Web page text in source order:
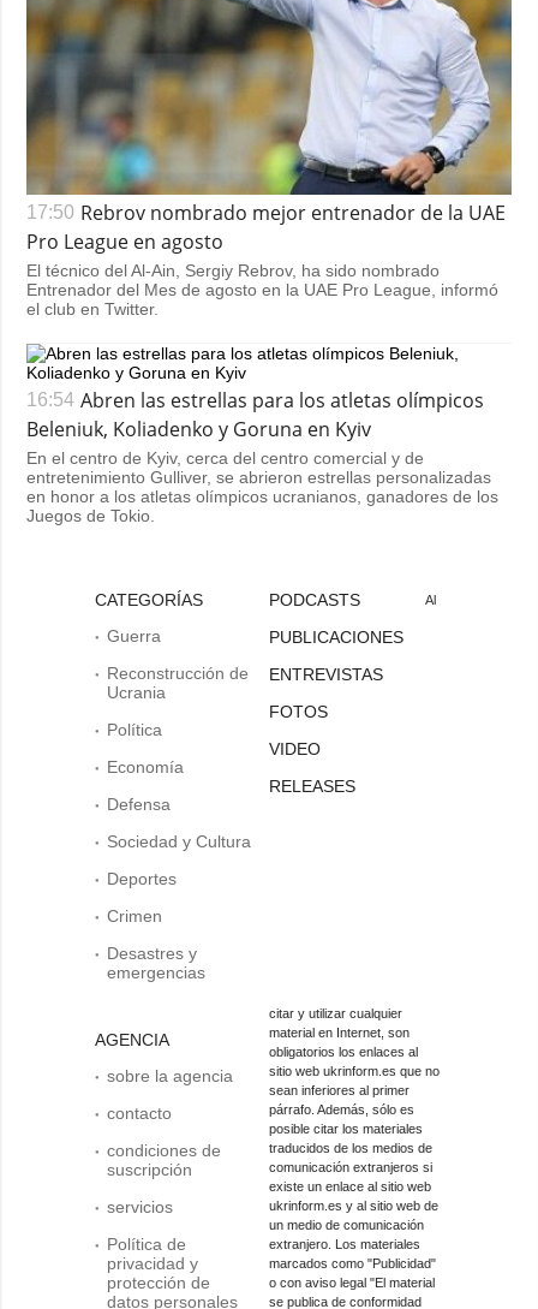
17:50 Rebrov nombrado mejor entrenador de la UAE
Pro League en agosto
El técnico del Al-Ain, Sergiy Rebrov, ha sido nombrado
Entrenador del Mes de agosto en la UAE Pro League, informó
el club en Twitter.
16:54 Abren las estrellas para los atletas olímpicos
Beleniuk, Koliadenko y Goruna en Kyiv
En el centro de Kyiv, cerca del centro comercial y de
entretenimiento Gulliver, se abrieron estrellas personalizadas
en honor a los atletas olímpicos ucranianos, ganadores de los
Juegos de Tokio.
CATEGORÍAS
Guerra
Reconstrucción de
Ucrania
Política
Economía
Defensa
Sociedad y Cultura
Deportes
Crimen
Desastres y
emergencias
AGENCIA
sobre la agencia
contacto
condiciones de
suscripción
servicios
Política de
privacidad y
protección de
datos personales
PODCASTS
PUBLICACIONES
ENTREVISTAS
FOTOS
VIDEO
RELEASES
Al
citar y utilizar cualquier
material en Internet, son
obligatorios los enlaces al
sitio web ukrinform.es que no
sean inferiores al primer
párrafo. Además, sólo es
posible citar los materiales
traducidos de los medios de
comunicación extranjeros si
existe un enlace al sitio web
ukrinform.es y al sitio web de
un medio de comunicación
extranjero. Los materiales
marcados como "Publicidad"
o con aviso legal "El material
se publica de conformidad